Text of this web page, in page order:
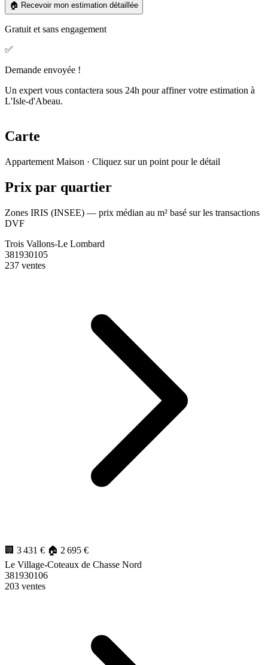
🏠 Recevoir mon estimation détaillée
Gratuit et sans engagement
✅
Demande envoyée !
Un expert vous contactera sous 24h pour affiner votre estimation à
L'Isle-d'Abeau.
Carte
−
Appartement Maison · Cliquez sur un point pour le détail
Prix par quartier
Zones IRIS (INSEE) — prix médian au m² basé sur les transactions
DVF
Trois Vallons-Le Lombard
381930105
237 ventes
🏢 3 431 € 🏠 2 695 €
Le Village-Coteaux de Chasse Nord
381930106
203 ventes